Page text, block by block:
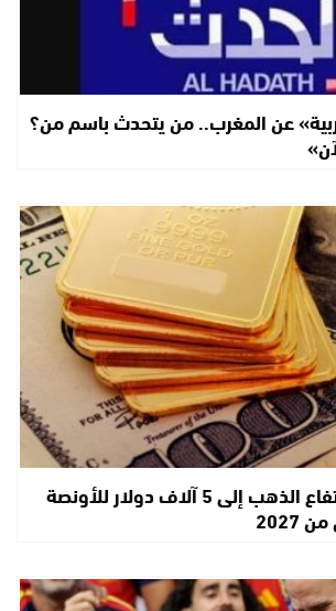
عن المغرب.. من يتحدث باسم من؟
“UBS” يتوقع ارتفاع الذهب إلى 5 آلاف دولار للأونصة